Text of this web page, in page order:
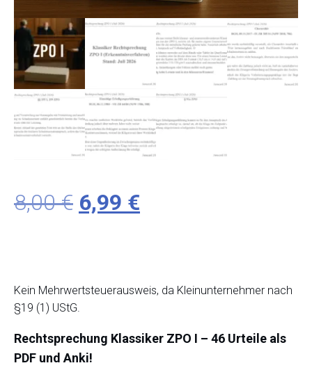
8,00€ Ursprünglicher
8,00 €
6,99 €
Kein Mehrwertsteuerausweis, da Kleinunternehmer nach
§19 (1) UStG.
Rechtsprechung Klassiker ZPO I – 46 Urteile als
PDF und Anki!